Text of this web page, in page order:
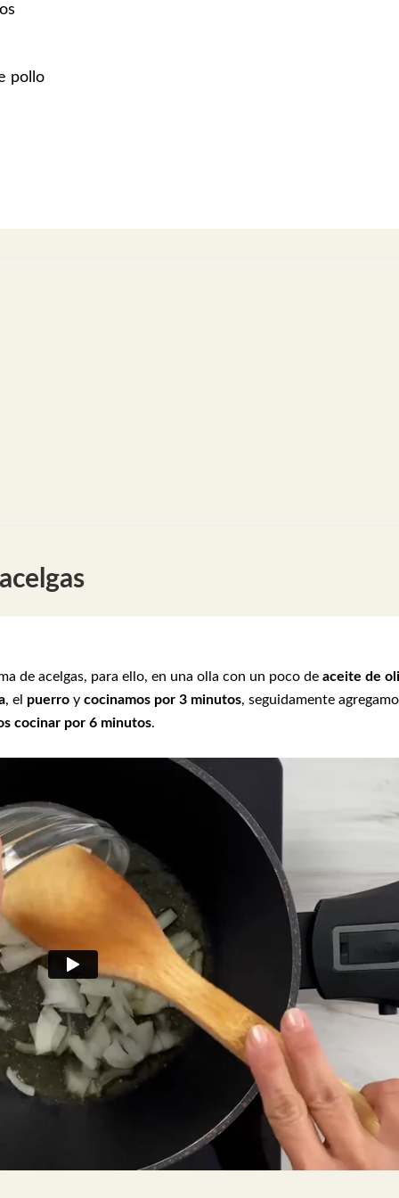
pollo
de acelgas, para ello, en una olla con un poco de aceite de
, el puerro y cocinamos por 3 minutos, seguidamente
cocinar por 6 minutos.